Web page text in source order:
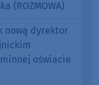
(ROZMOWA)
nową dyrektor
oświacie